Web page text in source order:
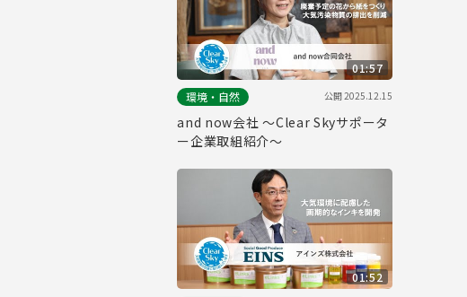
01:57
環境・自然
公開2025.12.15
and now会社 ～Clear Skyサポータ
ー企業取組紹介～
01:52